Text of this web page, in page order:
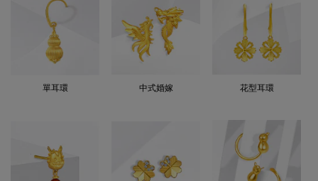
單耳環 中式婚嫁 花型耳環